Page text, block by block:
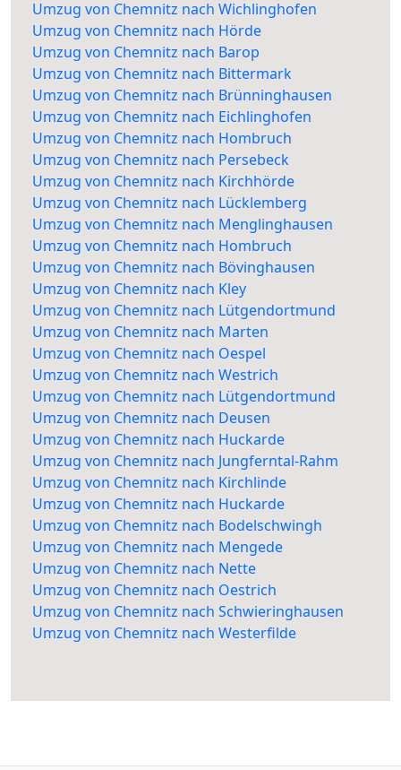
Umzug von Chemnitz nach Wichlinghofen
Umzug von Chemnitz nach Hörde
Umzug von Chemnitz nach Barop
Umzug von Chemnitz nach Bittermark
Umzug von Chemnitz nach Brünninghausen
Umzug von Chemnitz nach Eichlinghofen
Umzug von Chemnitz nach Hombruch
Umzug von Chemnitz nach Persebeck
Umzug von Chemnitz nach Kirchhörde
Umzug von Chemnitz nach Lücklemberg
Umzug von Chemnitz nach Menglinghausen
Umzug von Chemnitz nach Hombruch
Umzug von Chemnitz nach Bövinghausen
Umzug von Chemnitz nach Kley
Umzug von Chemnitz nach Lütgendortmund
Umzug von Chemnitz nach Marten
Umzug von Chemnitz nach Oespel
Umzug von Chemnitz nach Westrich
Umzug von Chemnitz nach Lütgendortmund
Umzug von Chemnitz nach Deusen
Umzug von Chemnitz nach Huckarde
Umzug von Chemnitz nach Jungferntal-Rahm
Umzug von Chemnitz nach Kirchlinde
Umzug von Chemnitz nach Huckarde
Umzug von Chemnitz nach Bodelschwingh
Umzug von Chemnitz nach Mengede
Umzug von Chemnitz nach Nette
Umzug von Chemnitz nach Oestrich
Umzug von Chemnitz nach Schwieringhausen
Umzug von Chemnitz nach Westerfilde